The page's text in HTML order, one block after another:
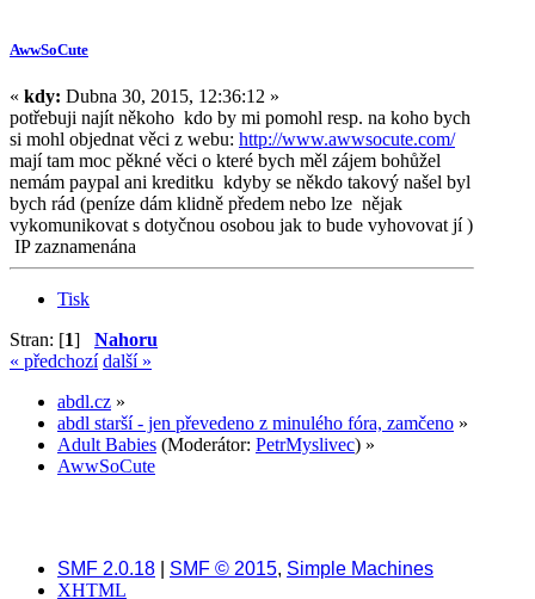
AwwSoCute
« kdy: Dubna 30, 2015, 12:36:12 »
potřebuji najít někoho kdo by mi pomohl resp. na koho bych
si mohl objednat věci z webu: http://www.awwsocute.com/
mají tam moc pěkné věci o které bych měl zájem bohůžel
nemám paypal ani kreditku kdyby se někdo takový našel byl
bych rád (peníze dám klidně předem nebo lze nějak
vykomunikovat s dotyčnou osobou jak to bude vyhovovat jí )
IP zaznamenána
Tisk
Stran: [1] Nahoru
« předchozí další »
abdl.cz »
abdl starší - jen převedeno z minulého fóra, zamčeno »
Adult Babies (Moderátor: PetrMyslivec) »
AwwSoCute
SMF 2.0.18 SMF © 2015, Simple Machines
XHTML